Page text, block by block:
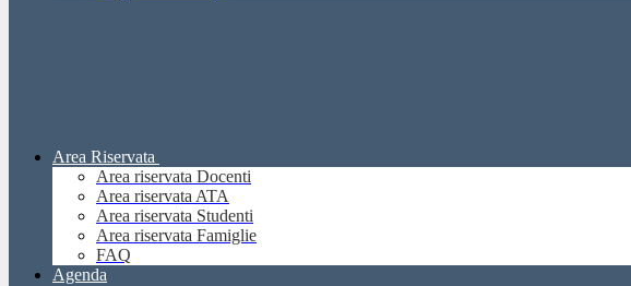
Area Riservata
Area riservata Docenti
Area riservata ATA
Area riservata Studenti
Area riservata Famiglie
FAQ
Agenda